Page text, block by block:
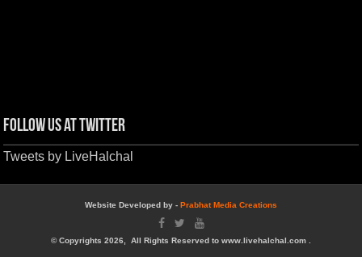
Follow us at Twitter
Tweets by LiveHalchal
Website Developed by - Prabhat Media Creations
© Copyrights 2026, All Rights Reserved to www.livehalchal.com .